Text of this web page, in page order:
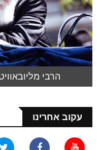
הרבי
עקוב אחרינו